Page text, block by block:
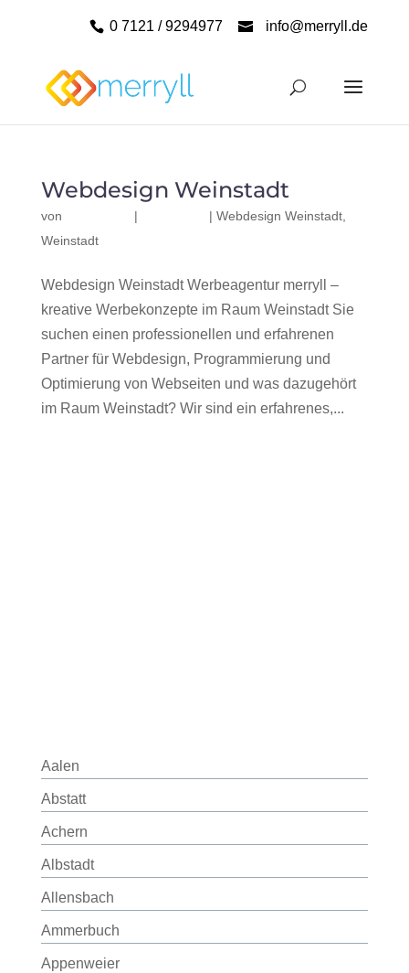
0 7121 / 9294977 info@merryll.de
Webdesign Weinstadt
von | | Webdesign Weinstadt,
Weinstadt
Webdesign Weinstadt Werbeagentur merryll –
kreative Werbekonzepte im Raum Weinstadt Sie
suchen einen professionellen und erfahrenen
Partner für Webdesign, Programmierung und
Optimierung von Webseiten und was dazugehört
im Raum Weinstadt? Wir sind ein erfahrenes,...
Aalen
Abstatt
Achern
Albstadt
Allensbach
Ammerbuch
Appenweier